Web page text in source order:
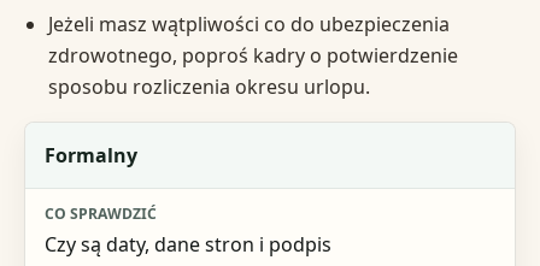
Jeżeli masz wątpliwości co do ubezpieczenia
zdrowotnego, poproś kadry o potwierdzenie
sposobu rozliczenia okresu urlopu.
Obszar
Co sprawdzić
Formalny
Czy są daty, dane stron i podpis